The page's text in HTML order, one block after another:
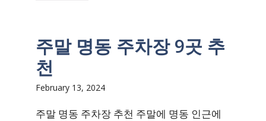
주말 명동 주차장 9곳 추
천
February 13, 2024
주말 명동 주차장 추천 주말에 명동 인근에